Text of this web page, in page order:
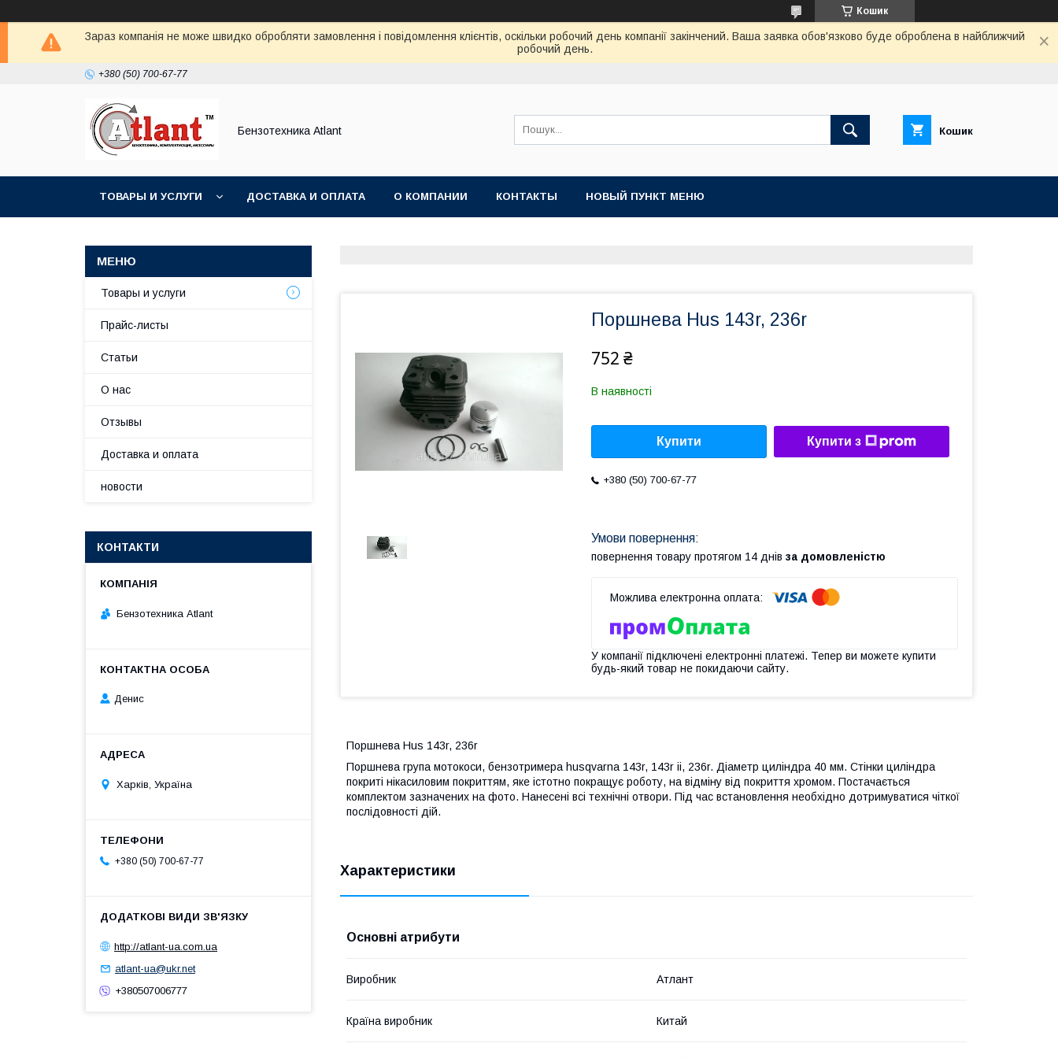
Кошик
Зараз компанія не може швидко обробляти замовлення і повідомлення клієнтів, оскільки робочий день компанії закінчений. Ваша заявка обов'язково буде оброблена в найближчий
робочий день.
+380 (50) 700-67-77
Бензотехника Atlant Кошик
ТОВАРЫ И УСЛУГИ ДОСТАВКА И ОПЛАТА О КОМПАНИИ КОНТАКТЫ НОВЫЙ ПУНКТ МЕНЮ
Поршнева Hus 143r, 236r
752 ₴
В наявності
Купити Купити з
+380 (50) 700-67-77
повернення товару протягом 14 днів за домовленістю
У компанії підключені електронні платежі. Тепер ви можете купити
будь-який товар не покидаючи сайту.
Поршнева Hus 143r, 236r
Поршнева група мотокоси, бензотримера husqvarna 143r, 143r ii, 236r. Діаметр циліндра 40 мм. Стінки циліндра
покриті нікасиловим покриттям, яке істотно покращує роботу, на відміну від покриття хромом. Постачається
комплектом зазначених на фото. Нанесені всі технічні отвори. Під час встановлення необхідно дотримуватися чіткої
послідовності дій.
Характеристики
Основні атрибути
Виробник Атлант
Країна виробник Китай
Товары и услуги
Прайс-листы
Статьи
О нас
Отзывы
Доставка и оплата
новости
КОНТАКТИ
Бензотехника Atlant
Денис
Харків, Україна
+380 (50) 700-67-77
http://atlant-ua.com.ua
atlant-ua@ukr.net
+380507006777